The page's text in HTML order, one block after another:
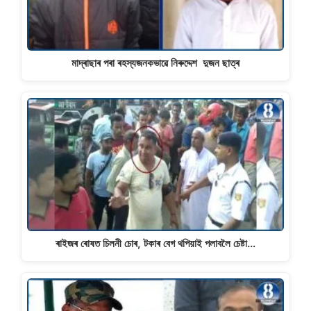
মাদ্ৰাছাৰ পৰা ৰহস্যজনকভাৱে নিৰুদ্দেশ দুজন ছাত্ৰ
ৰাইজৰ ৰোষত চিলনী চোৰ, টকাৰ বেগ থপিয়াই পলাবলৈ চেষ্টা…